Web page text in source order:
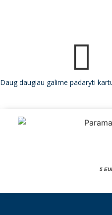
Daug daugiau galime padaryti
5